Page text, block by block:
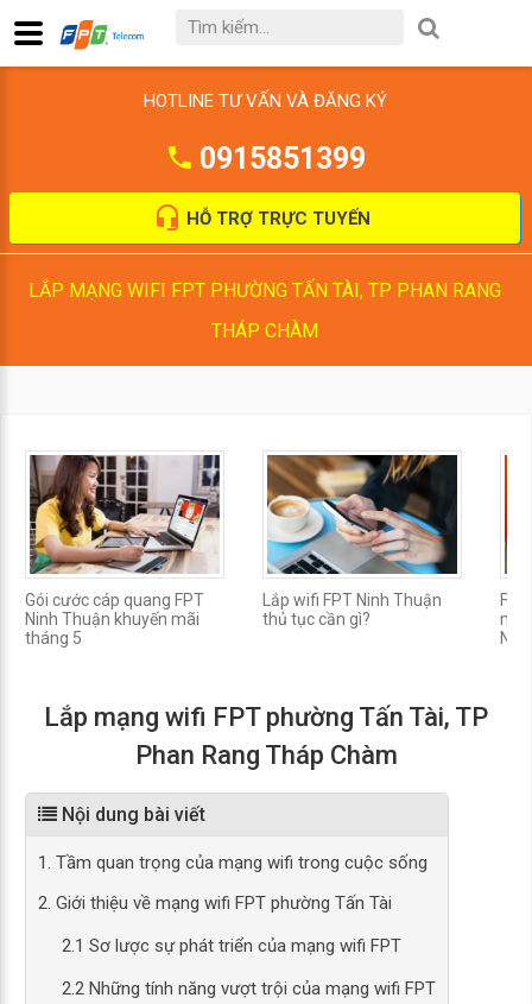
HOTLINE TƯ VẤN VÀ ĐĂNG KÝ
0915851399
HỖ TRỢ TRỰC TUYẾN
LẮP MẠNG WIFI FPT PHƯỜNG TẤN TÀI, TP PHAN RANG
THÁP CHÀM
Gói cước cáp quang FPT
Ninh Thuận khuyến mãi
tháng 5
Lắp wifi FPT Ninh Thuận
thủ tục cần gì?
Nữ
Lắp mạng wifi FPT phường Tấn Tài, TP
Phan Rang Tháp Chàm
Nội dung bài viết
1. Tầm quan trọng của mạng wifi trong cuộc sống
2. Giới thiệu về mạng wifi FPT phường Tấn Tài
2.1 Sơ lược sự phát triển của mạng wifi FPT
2.2 Những tính năng vượt trội của mạng wifi FPT